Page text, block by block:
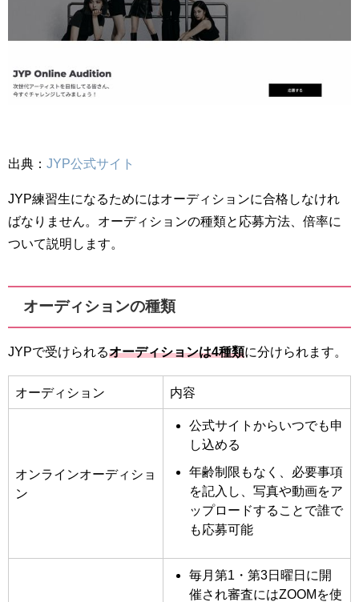
出典： JYP公式サイト
JYP練習生になるためにはオーディションに合格しなけれ
ばなりません。オーディションの種類と応募方法、倍率に
ついて説明します。
オーディションの種類
JYPで受けられるオーディションは4種類に分けられます。
オーディション 内容
オンラインオーディショ
ン
公式サイトからいつでも申
し込める
年齢制限もなく、必要事項
を記入し、写真や動画をア
ップロードすることで誰で
も応募可能
毎月第1・第3日曜日に開
催され審査にはZOOMを使